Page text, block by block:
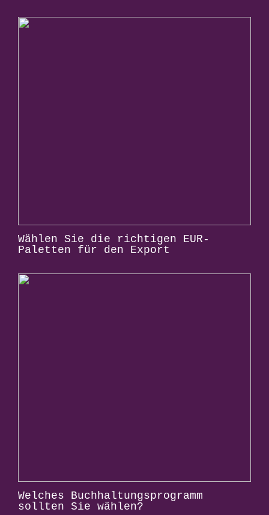
Wählen Sie die richtigen EUR-
Paletten für den Export
Welches Buchhaltungsprogramm
sollten Sie wählen?